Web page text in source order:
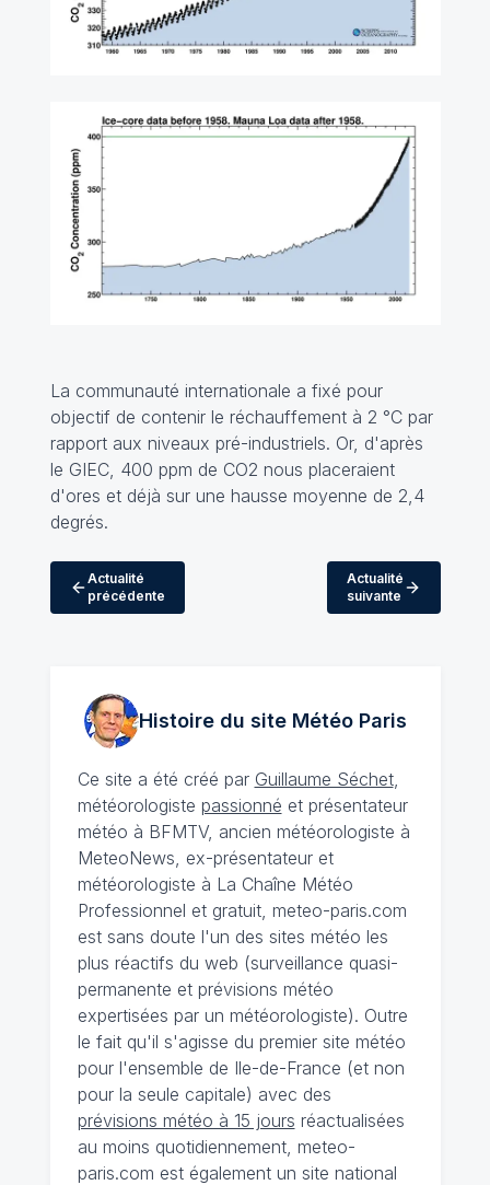
La communauté internationale a fixé pour
objectif de contenir le réchauffement à 2 °C par
rapport aux niveaux pré-industriels. Or, d'après
le GIEC, 400 ppm de CO2 nous placeraient
d'ores et déjà sur une hausse moyenne de 2,4
degrés.
Actualité
précédente
Actualité
suivante
Histoire du site MétéoParis
Ce site a été créé par Guillaume Séchet,
météorologiste passionné et présentateur
météo à BFMTV, ancien météorologiste à
MeteoNews, ex-présentateur et
météorologiste à La Chaîne Météo
Professionnel et gratuit, meteo-paris.com
est sans doute l'un des sites météo les
plus réactifs du web (surveillance quasi-
permanente et prévisions météo
expertisées par un météorologiste). Outre
le fait qu'il s'agisse du premier site météo
pour l'ensemble de Ile-de-France (et non
pour la seule capitale) avec des
prévisions météo à 15 jours réactualisées
au moins quotidiennement, meteo-
paris.com est également un site national